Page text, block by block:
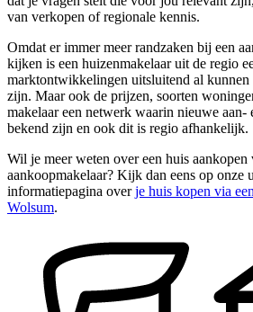
van verkopen of regionale kennis.
Omdat er immer meer randzaken bij een
kijken is een huizenmakelaar uit de regio
marktontwikkelingen uitsluitend al
zijn. Maar ook de prijzen, soorten
makelaar een netwerk waarin nieuwe aan-
bekend zijn en ook dit is regio afhankelijk.
Wil je meer weten over een huis aankopen
aankoopmakelaar? Kijk dan eens op onze
informatiepagina overje huis kopen via
Wolsum.